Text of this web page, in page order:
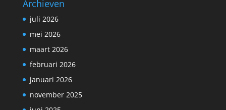
Archieven
juli 2026
mei 2026
maart 2026
februari 2026
januari 2026
november 2025